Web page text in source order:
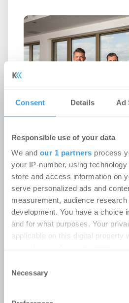
Consent Details Ad
Responsible use of your data
We and our 1 partners process
your IP-number, using
store and access information on
serve personalized ads and
measurement, audience
development. You have a choice
and for what purposes. Your
applicable on this digital property
the Privacy trigger icon.
Find out more about how your
Selection
Necessary
FUSION COLOGNE:
ThielemannGroup
Logistik-Campus für
Gruppe in Köln
Logistik- 07.08.2026
Startsignal für das Bauprojekt